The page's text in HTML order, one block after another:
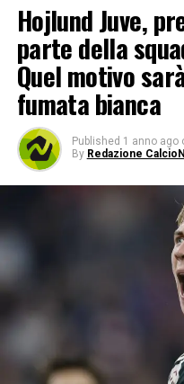
Hojlund Juve,
parte della
Quel motivo
fumata bianca
Published 1 anno ago
By Redazione